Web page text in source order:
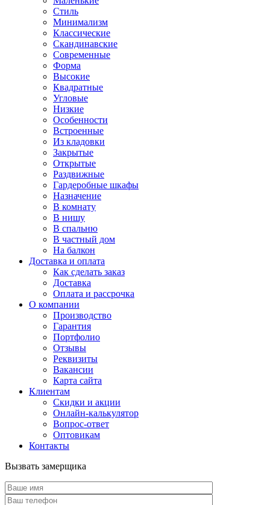
Стиль
Минимализм
Классические
Скандинавские
Современные
Форма
Высокие
Квадратные
Угловые
Низкие
Особенности
Встроенные
Из кладовки
Закрытые
Открытые
Раздвижные
Гардеробные шкафы
Назначение
В комнату
В нишу
В спальню
В частный дом
На балкон
Доставка и оплата
Как сделать заказ
Доставка
Оплата и рассрочка
О компании
Производство
Гарантия
Портфолио
Отзывы
Реквизиты
Вакансии
Карта сайта
Клиентам
Скидки и акции
Онлайн-калькулятор
Вопрос-ответ
Оптовикам
Контакты
Вызвать замерщика